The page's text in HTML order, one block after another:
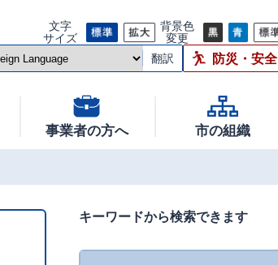
文字
サイズ
背景色
変更
翻訳
防災・安全
事業者の方へ 市の組織
キーワードから検索できます